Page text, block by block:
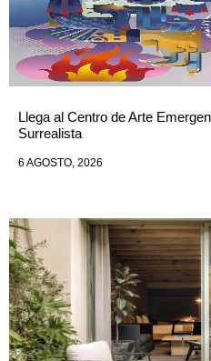
Llega al Centro de Arte
Surrealista
6 AGOSTO, 2026